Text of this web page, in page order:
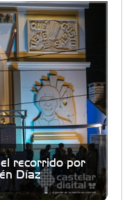
recorrido por
Díaz